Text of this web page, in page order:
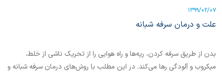
1399/02/07
علت و درمان سرفه شبانه
بدن از طریق سرفه کردن، ریه‌ها و راه هوایی را از تحریک ناشی از خلط،
میکروب و آلودگی رها می‌کند. در این مطلب با روش‌های درمان سرفه شبانه و